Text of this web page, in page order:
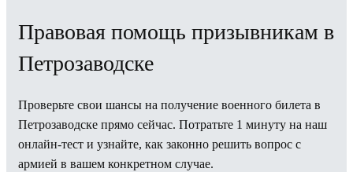
Правовая помощь призывникам в
Петрозаводске
Проверьте свои шансы на получение военного билета в
Петрозаводске прямо сейчас. Потратьте 1 минуту на наш
онлайн-тест и узнайте, как законно решить вопрос с
армией в вашем конкретном случае.